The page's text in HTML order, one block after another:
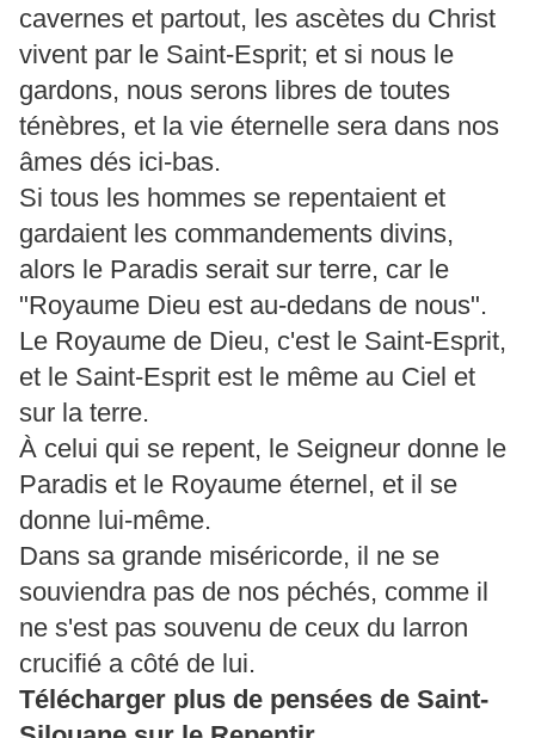
cavernes et partout, les ascètes du Christ
vivent par le Saint-Esprit; et si nous le
gardons, nous serons libres de toutes
ténèbres, et la vie éternelle sera dans nos
âmes dés ici-bas.
Si tous les hommes se repentaient et
gardaient les commandements divins,
alors le Paradis serait sur terre, car le
"Royaume Dieu est au-dedans de nous".
Le Royaume de Dieu, c'est le Saint-Esprit,
et le Saint-Esprit est le même au Ciel et
sur la terre.
À celui qui se repent, le Seigneur donne le
Paradis et le Royaume éternel, et il se
donne lui-même.
Dans sa grande miséricorde, il ne se
souviendra pas de nos péchés, comme il
ne s'est pas souvenu de ceux du larron
crucifié a côté de lui.
Télécharger plus de pensées de Saint-